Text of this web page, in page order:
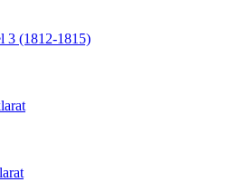
3 (1812-1815)